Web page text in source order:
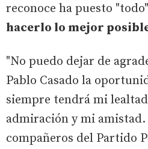
reconoce ha puesto
hacerlo lo mejor
"No puedo dejar de
Pablo Casado la
siempre tendrá mi
admiración y mi amistad.
compañeros del Partido